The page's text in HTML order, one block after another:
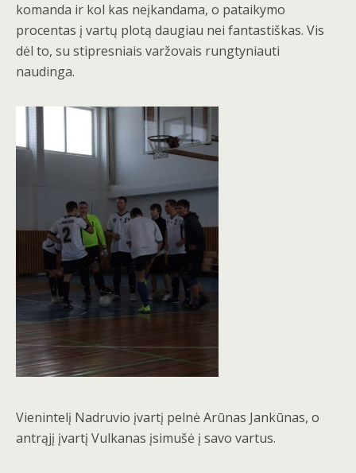
komanda ir kol kas neįkandama, o pataikymo
procentas į vartų plotą daugiau nei fantastiškas. Vis
dėl to, su stipresniais varžovais rungtyniauti
naudinga.
Vienintelį Nadruvio įvartį pelnė Arūnas Jankūnas, o
antrąjį įvartį Vulkanas įsimušė į savo vartus.